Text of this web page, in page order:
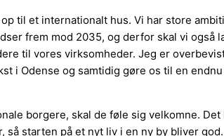
til et internationalt hus. Vi har store
frem mod 2035, og derfor skal vi
til vores virksomheder. Jeg er
i Odense og samtidig gøre os til en
borgere, skal de føle sig velkomne.
starten på et nyt liv i en ny by bliver